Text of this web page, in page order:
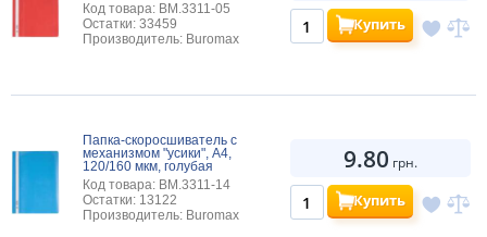
Код товара: BM.3311-05
Остатки: 33459
Производитель: Buromax
Купить
Папка-скоросшиватель с
механизмом "усики", А4,
120/160 мкм, голубая
Код товара: BM.3311-14
Остатки: 13122
Производитель: Buromax
9.80 грн.
Купить